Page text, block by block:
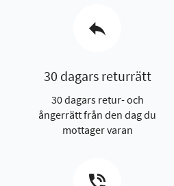
30 dagars returrätt
30 dagars retur- och
ångerrätt från den dag du
mottager varan